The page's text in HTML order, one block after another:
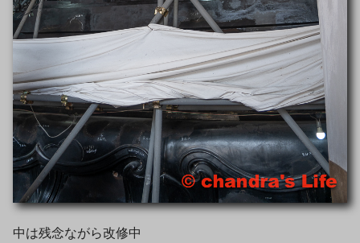
中は残念ながら改修中